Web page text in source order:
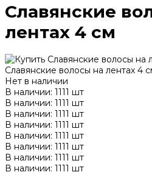
Славянские
лентах 4 см
Славянские волосы на лентах 4
Нет в наличии
В наличии: 1111 шт
В наличии: 1111 шт
В наличии: 1111 шт
В наличии: 1111 шт
В наличии: 1111 шт
В наличии: 1111 шт
В наличии: 1111 шт
В наличии: 1111 шт